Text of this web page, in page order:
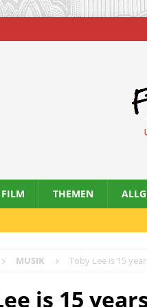
FILM THEMEN
MUSIK Toby Lee is 15
is 15